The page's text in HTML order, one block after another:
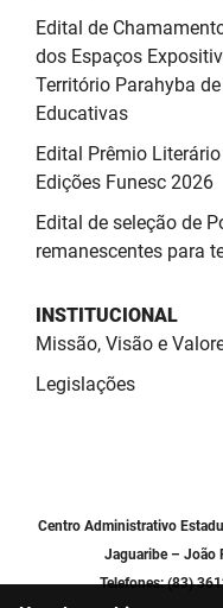
Edital de
dos Espaços
Território Parahyba
Educativas
Edital Prêmio
Edições Funesc 2026
Edital de seleção de
remanescentes para
INSTITUCIONAL
Missão, Visão e
Legislações
Centro Administrativo
Jaguaribe – João
Telefones: (83)